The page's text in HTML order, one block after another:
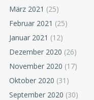
März 2021 (25)
Februar 2021 (25)
Januar 2021 (12)
Dezember 2020 (26)
November 2020 (17)
Oktober 2020 (31)
September 2020 (30)